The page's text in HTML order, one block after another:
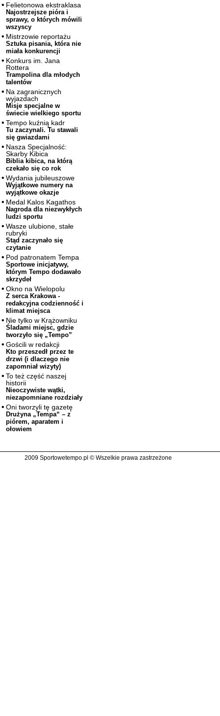
Felietonowa ekstraklasa
Najostrzejsze pióra i
sprawy, o których mówili
wszyscy
Mistrzowie reportażu
Sztuka pisania, która nie
miała konkurencji
Konkurs im. Jana
Rottera
Trampolina dla młodych
talentów
Na zagranicznych
wyjazdach
Misje specjalne w
świecie wielkiego sportu
Tempo kuźnią kadr
Tu zaczynali. Tu stawali
się gwiazdami
Nasza Specjalność:
Skarby Kibica
Biblia kibica, na którą
czekało się co rok
Wydania jubileuszowe
Wyjątkowe numery na
wyjątkowe okazje
Medal Kalos Kagathos
Nagroda dla niezwykłych
ludzi sportu
Wasze ulubione, stałe
rubryki
Stąd zaczynało się
czytanie
Pod patronatem Tempa
Sportowe inicjatywy,
którym Tempo dodawało
skrzydeł
Okno na Wielopolu
Z serca Krakowa -
redakcyjna codzienność i
klimat miejsca
Nie tylko w Krążowniku
Śladami miejsc, gdzie
tworzyło się „Tempo”
Gościli w redakcji
Kto przeszedł przez te
drzwi (i dlaczego nie
zapomniał wizyty)
To też część naszej
historii
Nieoczywiste wątki,
niezapomniane rozdziały
Oni tworzyli tę gazetę
Drużyna „Tempa“ – z
piórem, aparatem i
ołowiem
2009 Sportowetempo.pl © Wszelkie prawa zastrzeżone